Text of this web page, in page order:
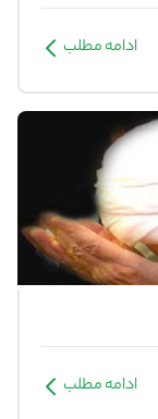
ادامه مطلب
ادامه مطلب